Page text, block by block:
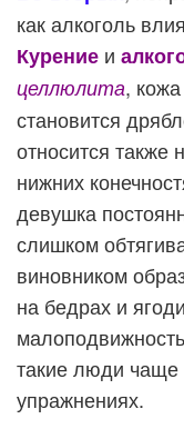
как алкоголь
Курение и
целлюлита,
становится
относится
нижних
девушка
слишком
виновником
на бедрах и
такие люди чаще
упражнениях.